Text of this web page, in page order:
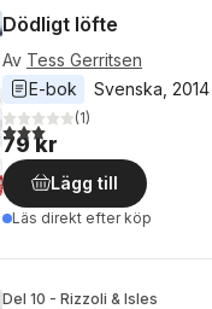
Dödligt löfte
Av Tess Gerritsen
E-bok
Svenska 2014
3,0utav 5 stjärnor. Totalt
(1)
79 kr
Lägg till
Läs direkt efter köp
Del 10 - Rizzoli & Isles